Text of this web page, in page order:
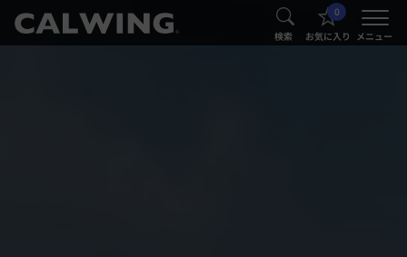
® 検索
0
お気に入り メニュー
®